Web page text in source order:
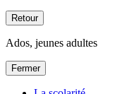
Retour
Ados, jeunes adultes
Fermer